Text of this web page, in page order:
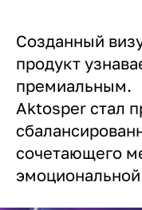
Созданный
продукт
премиальным.
Aktosper стал
сочетающего